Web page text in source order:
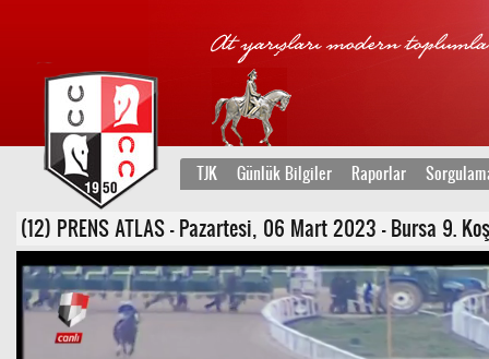
TJK Günlük Bilgiler Raporlar
(12) PRENS ATLAS - Pazartesi, 06 Mart 2023 - Bursa 9.